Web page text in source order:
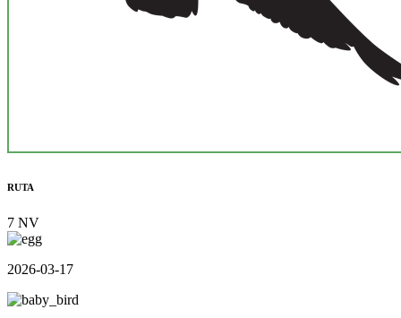
RUTA
7 NV
2026-03-17